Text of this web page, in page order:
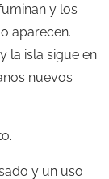
y los
aparecen.
la isla sigue en
nuevos
y un uso